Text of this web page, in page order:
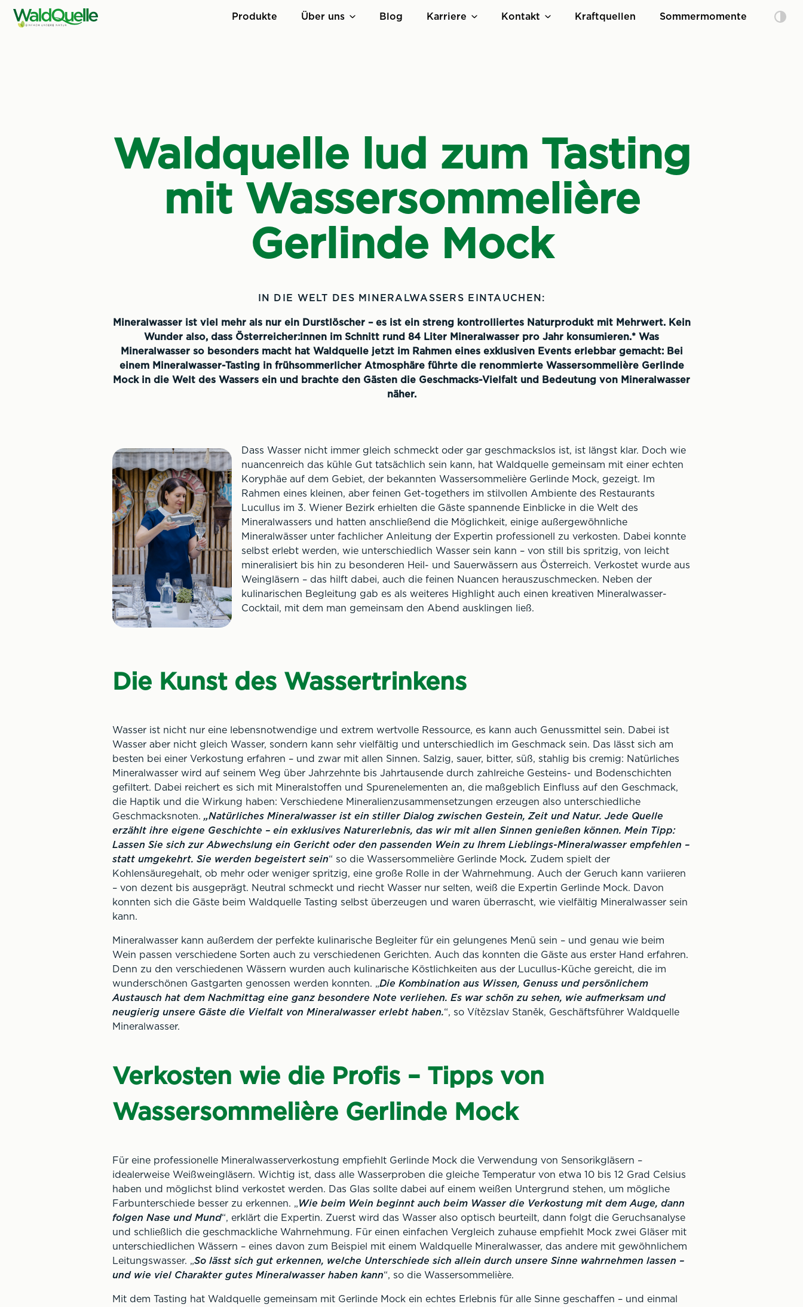
Produkte Über uns Blog Karriere Kontakt Kraftquellen Sommermomente
Waldquelle lud zum Tasting
mit Wassersommelière
Gerlinde Mock
IN DIE WELT DES MINERALWASSERS EINTAUCHEN:
Mineralwasser ist viel mehr als nur ein Durstlöscher – es ist ein streng kontrolliertes Naturprodukt mit Mehrwert. Kein
Wunder also, dass Österreicher:innen im Schnitt rund 84 Liter Mineralwasser pro Jahr konsumieren.* Was
Mineralwasser so besonders macht hat Waldquelle jetzt im Rahmen eines exklusiven Events erlebbar gemacht: Bei
einem Mineralwasser-Tasting in frühsommerlicher Atmosphäre führte die renommierte Wassersommelière Gerlinde
Mock in die Welt des Wassers ein und brachte den Gästen die Geschmacks-Vielfalt und Bedeutung von Mineralwasser
näher.
Dass Wasser nicht immer gleich schmeckt oder gar geschmackslos ist, ist längst klar. Doch wie
nuancenreich das kühle Gut tatsächlich sein kann, hat Waldquelle gemeinsam mit einer echten
Koryphäe auf dem Gebiet, der bekannten Wassersommelière Gerlinde Mock, gezeigt. Im
Rahmen eines kleinen, aber feinen Get-togethers im stilvollen Ambiente des Restaurants
Lucullus im 3. Wiener Bezirk erhielten die Gäste spannende Einblicke in die Welt des
Mineralwassers und hatten anschließend die Möglichkeit, einige außergewöhnliche
Mineralwässer unter fachlicher Anleitung der Expertin professionell zu verkosten. Dabei konnte
selbst erlebt werden, wie unterschiedlich Wasser sein kann – von still bis spritzig, von leicht
mineralisiert bis hin zu besonderen Heil- und Sauerwässern aus Österreich. Verkostet wurde aus
Weingläsern – das hilft dabei, auch die feinen Nuancen herauszuschmecken. Neben der
kulinarischen Begleitung gab es als weiteres Highlight auch einen kreativen Mineralwasser-
Cocktail, mit dem man gemeinsam den Abend ausklingen ließ.
Die Kunst des Wassertrinkens
Wasser ist nicht nur eine lebensnotwendige und extrem wertvolle Ressource, es kann auch Genussmittel sein. Dabei ist
Wasser aber nicht gleich Wasser, sondern kann sehr vielfältig und unterschiedlich im Geschmack sein. Das lässt sich am
besten bei einer Verkostung erfahren – und zwar mit allen Sinnen. Salzig, sauer, bitter, süß, stahlig bis cremig: Natürliches
Mineralwasser wird auf seinem Weg über Jahrzehnte bis Jahrtausende durch zahlreiche Gesteins- und Bodenschichten
gefiltert. Dabei reichert es sich mit Mineralstoffen und Spurenelementen an, die maßgeblich Einfluss auf den Geschmack,
die Haptik und die Wirkung haben: Verschiedene Mineralienzusammensetzungen erzeugen also unterschiedliche
Geschmacksnoten. „Natürliches Mineralwasser ist ein stiller Dialog zwischen Gestein, Zeit und Natur. Jede Quelle
erzählt ihre eigene Geschichte – ein exklusives Naturerlebnis, das wir mit allen Sinnen genießen können. Mein Tipp:
Lassen Sie sich zur Abwechslung ein Gericht oder den passenden Wein zu Ihrem Lieblings-Mineralwasser empfehlen –
statt umgekehrt. Sie werden begeistert sein“ so die Wassersommelière Gerlinde Mock. Zudem spielt der
Kohlensäuregehalt, ob mehr oder weniger spritzig, eine große Rolle in der Wahrnehmung. Auch der Geruch kann variieren
– von dezent bis ausgeprägt. Neutral schmeckt und riecht Wasser nur selten, weiß die Expertin Gerlinde Mock. Davon
konnten sich die Gäste beim Waldquelle Tasting selbst überzeugen und waren überrascht, wie vielfältig Mineralwasser sein
kann.
Mineralwasser kann außerdem der perfekte kulinarische Begleiter für ein gelungenes Menü sein – und genau wie beim
Wein passen verschiedene Sorten auch zu verschiedenen Gerichten. Auch das konnten die Gäste aus erster Hand erfahren.
Denn zu den verschiedenen Wässern wurden auch kulinarische Köstlichkeiten aus der Lucullus-Küche gereicht, die im
wunderschönen Gastgarten genossen werden konnten. „Die Kombination aus Wissen, Genuss und persönlichem
Austausch hat dem Nachmittag eine ganz besondere Note verliehen. Es war schön zu sehen, wie aufmerksam und
neugierig unsere Gäste die Vielfalt von Mineralwasser erlebt haben.“, so Vítězslav Staněk, Geschäftsführer Waldquelle
Mineralwasser.
Verkosten wie die Profis – Tipps von
Wassersommelière Gerlinde Mock
Für eine professionelle Mineralwasserverkostung empfiehlt Gerlinde Mock die Verwendung von Sensorikgläsern –
idealerweise Weißweingläsern. Wichtig ist, dass alle Wasserproben die gleiche Temperatur von etwa 10 bis 12 Grad Celsius
haben und möglichst blind verkostet werden. Das Glas sollte dabei auf einem weißen Untergrund stehen, um mögliche
Farbunterschiede besser zu erkennen. „Wie beim Wein beginnt auch beim Wasser die Verkostung mit dem Auge, dann
folgen Nase und Mund“, erklärt die Expertin. Zuerst wird das Wasser also optisch beurteilt, dann folgt die Geruchsanalyse
und schließlich die geschmackliche Wahrnehmung. Für einen einfachen Vergleich zuhause empfiehlt Mock zwei Gläser mit
unterschiedlichen Wässern – eines davon zum Beispiel mit einem Waldquelle Mineralwasser, das andere mit gewöhnlichem
Leitungswasser. „So lässt sich gut erkennen, welche Unterschiede sich allein durch unsere Sinne wahrnehmen lassen –
und wie viel Charakter gutes Mineralwasser haben kann“, so die Wassersommelière.
Mit dem Tasting hat Waldquelle gemeinsam mit Gerlinde Mock ein echtes Erlebnis für alle Sinne geschaffen – und einmal